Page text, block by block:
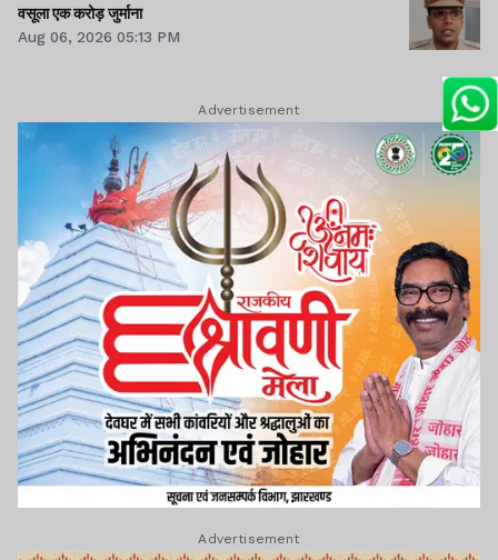
वसूला एक करोड़ जुर्माना
Aug 06, 2026 05:13 PM
Advertisement
Advertisement